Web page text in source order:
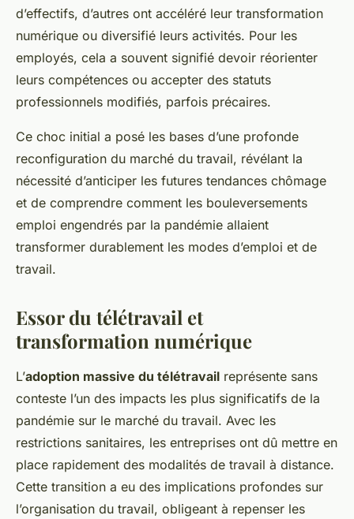
d’effectifs, d’autres ont accéléré leur transformation
numérique ou diversifié leurs activités. Pour les
employés, cela a souvent signifié devoir réorienter
leurs compétences ou accepter des statuts
professionnels modifiés, parfois précaires.
Ce choc initial a posé les bases d’une profonde
reconfiguration du marché du travail, révélant la
nécessité d’anticiper les futures tendances chômage
et de comprendre comment les bouleversements
emploi engendrés par la pandémie allaient
transformer durablement les modes d’emploi et de
travail.
Essor du télétravail et
transformation numérique
L’adoption massive du télétravail représente sans
conteste l’un des impacts les plus significatifs de la
pandémie sur le marché du travail. Avec les
restrictions sanitaires, les entreprises ont dû mettre en
place rapidement des modalités de travail à distance.
Cette transition a eu des implications profondes sur
l’organisation du travail, obligeant à repenser les